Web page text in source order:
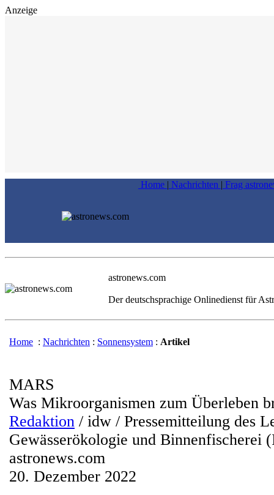
Anzeige
Home | Nachrichten | Frag
astronews.com
Der deutschsprachige Onlinedienst für
Home : Nachrichten : Sonnensystem : Artikel
MARS
Was Mikroorganismen zum Überleben
Redaktion / idw / Pressemitteilung des
Gewässerökologie und Binnenfischerei
astronews.com
20. Dezember 2022